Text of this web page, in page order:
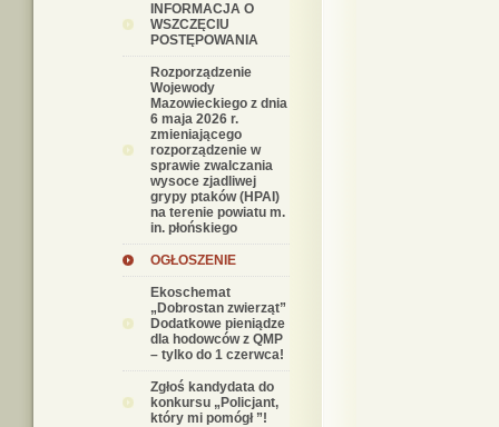
INFORMACJA O
WSZCZĘCIU
POSTĘPOWANIA
Rozporządzenie
Wojewody
Mazowieckiego z dnia
6 maja 2026 r.
zmieniającego
rozporządzenie w
sprawie zwalczania
wysoce zjadliwej
grypy ptaków (HPAI)
na terenie powiatu m.
in. płońskiego
OGŁOSZENIE
Ekoschemat
„Dobrostan zwierząt”
Dodatkowe pieniądze
dla hodowców z QMP
– tylko do 1 czerwca!
Zgłoś kandydata do
konkursu „Policjant,
który mi pomógł ”!